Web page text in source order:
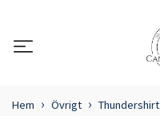
Hem Övrigt Thundershirt